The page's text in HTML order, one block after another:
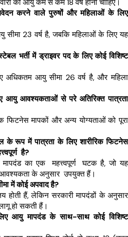
की आयु कम से कम 18 वर्ष होनी चाहिए।
करने वाले पुरुषों और महिलाओं के लिए
सीमा 23 वर्ष है, जबकि महिलाओं के लिए यह
भर्ती में ड्राइवर पद के लिए कोई विशिष्ट
अधिकतम आयु सीमा 26 वर्ष है, और महिला
आयु आवश्यकताओं से परे अतिरिक्त पात्रता
फिटनेस मापकों और अन्य योग्यताओं को पूरा
के रूप में पात्रता के लिए शारीरिक फिटनेस
है?
मापदंड का एक  महत्त्वपूर्ण  घटक है, जो यह
आवश्यकता के अनुसार  उपयुक्त हैं।
में कोई अपवाद है?
होती हैं, लेकिन सरकारी मापदंडों के अनुसार
हो सकती हैं।
आयु मापदंड के साथ-साथ कोई विशिष्ट